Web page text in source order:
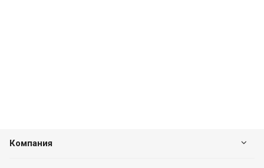
Компания